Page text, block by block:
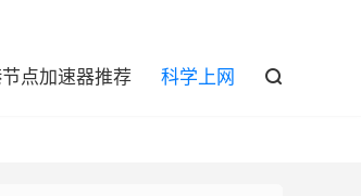
点加速器推荐 科学上网 